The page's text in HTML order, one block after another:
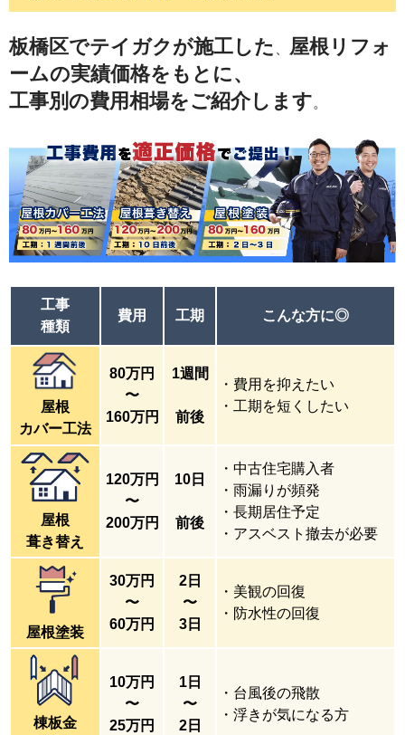
板橋区でテイガクが施工した
屋根リフォ
ームの実績価格をもとに、
工事別の費用相場をご紹介します。
工事
種類
費用 工期 こんな方に◎
屋根
カバー工法
80万円
〜
160万円
1週間
前後
・費用を抑えたい
・工期を短くしたい
屋根
葺き替え
120万円
〜
200万円
10日
前後
・中古住宅購入者
・雨漏りが頻発
・長期居住予定
・アスベスト撤去が必要
屋根塗装
30万円
〜
60万円
2日
〜
3日
・美観の回復
・防水性の回復
棟板金
10万円
〜
25万円
1日
〜
2日
・台風後の飛散
・浮きが気になる方